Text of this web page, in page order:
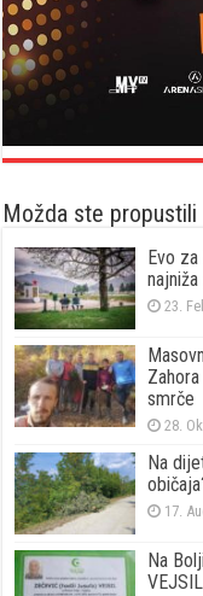
Možda ste propustili
Evo
23.
smrče
28.
Na
17.
Na